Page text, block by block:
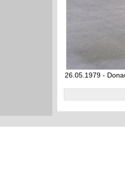
26.05.1979 -